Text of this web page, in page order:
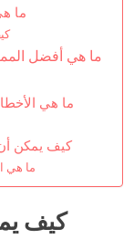
ما
ما هي أفضل
ما هي
كيف يمكن أن
ما هي
كيف